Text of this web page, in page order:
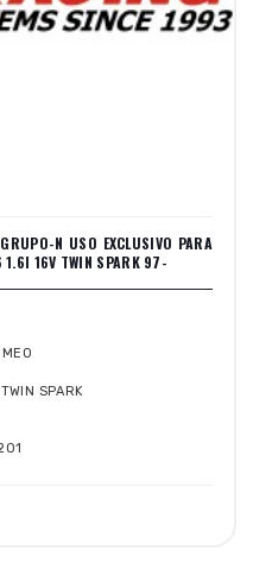
N USO EXCLUSIVO PARA
1.6I 16V TWIN SPARK 97-
SPARK